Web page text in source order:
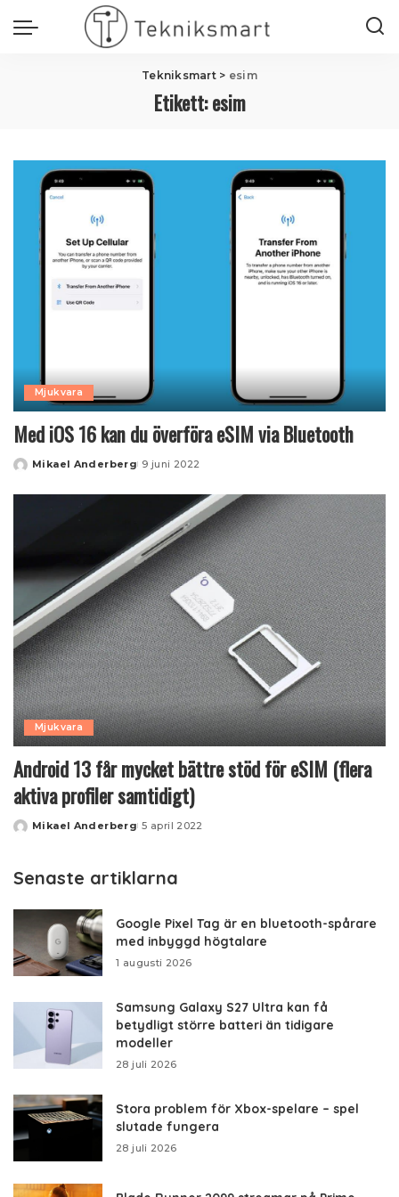
Tekniksmart > esim
Etikett:esim
Mjukvara
Med iOS 16 kan du överföra eSIM via Bluetooth
Posted
Mikael Anderberg 9 juni 2022
Mjukvara
Android 13 får mycket bättre stöd för eSIM (flera
aktiva profiler samtidigt)
Posted
Mikael Anderberg 5 april 2022
Senaste artiklarna
Google Pixel Tag är en bluetooth-spårare
med inbyggd högtalare
1 augusti 2026
Samsung Galaxy S27 Ultra kan få
betydligt större batteri än tidigare
modeller
28 juli 2026
Stora problem för Xbox-spelare – spel
slutade fungera
28 juli 2026